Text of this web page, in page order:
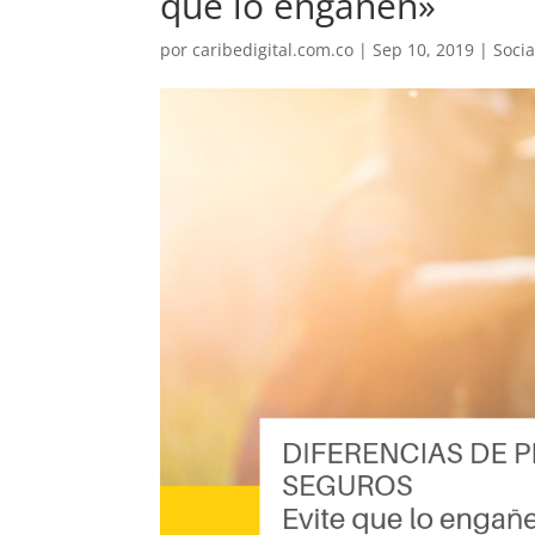
porcaribedigital.com.co |Sep 10, 2019 |